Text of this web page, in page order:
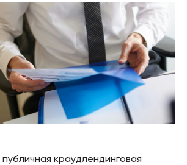
краудлендинговая